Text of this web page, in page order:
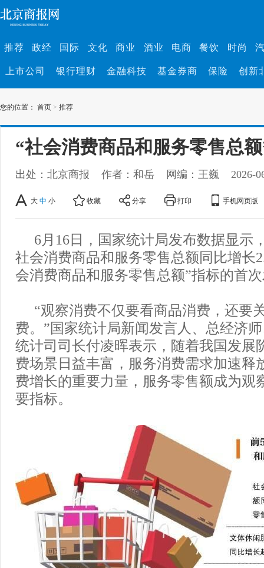
推荐 政经 国际 文化 商业 酒业 电商 餐饮 时尚
上市公司 银行理财 金融科技 基金券商 保险 创新
您的位置： 首页 > 推荐
“社会消费商品和服务零售总
出处：北京商报 作者：和岳 网编：王巍 2026-
大 中 小 收藏 分享 打印 手机网页版
6月16日，国家统计局发布数据显示
社会消费商品和服务零售总额同比增长
会消费商品和服务零售总额”指标的首
“观察消费不仅要看商品消费，还要
费。”国家统计局新闻发言人、总经济
统计司司长付凌晖表示，随着我国发展
费场景日益丰富，服务消费需求加速释
费增长的重要力量，服务零售额成为观
要指标。